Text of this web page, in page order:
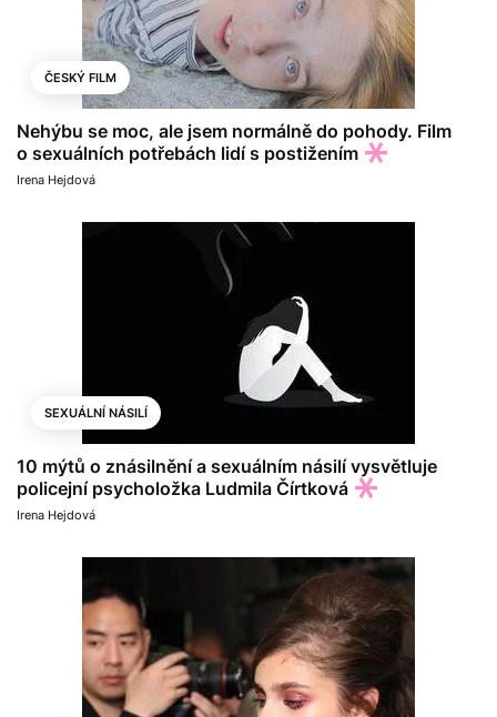
ČESKÝ FILM
Nehýbu se moc, ale jsem normálně do pohody. Film
o sexuálních potřebách lidí s postižením
Irena Hejdová
SEXUÁLNÍ NÁSILÍ
10 mýtů o znásilnění a sexuálním násilí vysvětluje
policejní psycholožka Ludmila Čírtková
Irena Hejdová